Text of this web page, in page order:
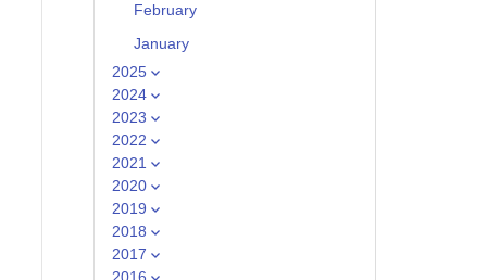
February
January
2025
2024
2023
2022
2021
2020
2019
2018
2017